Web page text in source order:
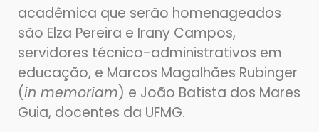
acadêmica que serão homenageados
são Elza Pereira e Irany Campos,
servidores técnico-administrativos em
educação, e Marcos Magalhães Rubinger
(in memoriam) e João Batista dos Mares
Guia, docentes da UFMG.